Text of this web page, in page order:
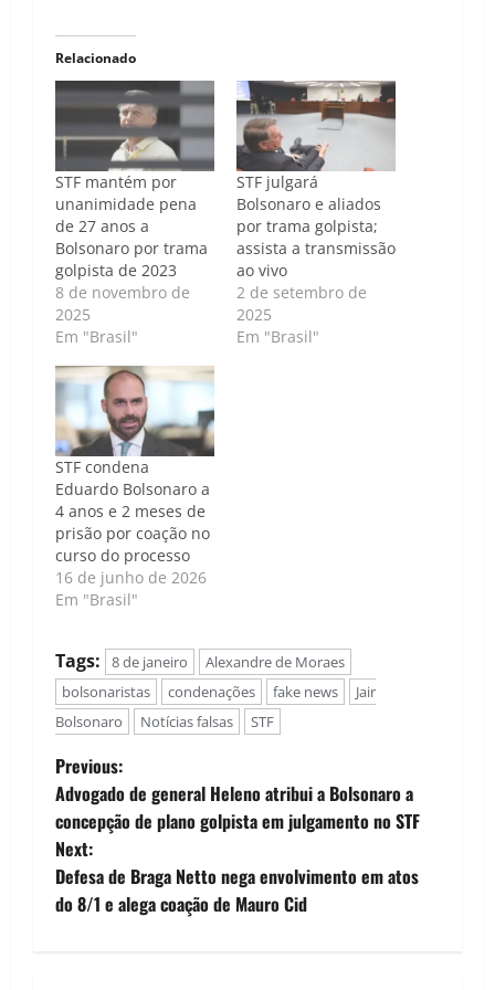
Relacionado
STF mantém por
unanimidade pena
de 27 anos a
Bolsonaro por trama
golpista de 2023
8 de novembro de
2025
Em "Brasil"
STF julgará
Bolsonaro e aliados
por trama golpista;
assista a transmissão
ao vivo
2 de setembro de
2025
Em "Brasil"
STF condena
Eduardo Bolsonaro a
4 anos e 2 meses de
prisão por coação no
curso do processo
16 de junho de 2026
Em "Brasil"
Tags: 8 de janeiro
Alexandre de Moraes
bolsonaristas
condenações fake news
Jair
Bolsonaro
Notícias falsas STF
P
o
s
t
Previous:
Advogado de general Heleno atribui a Bolsonaro a
concepção de plano golpista em julgamento no STF
Next:
Defesa de Braga Netto nega envolvimento em atos
do 8/1 e alega coação de Mauro Cid